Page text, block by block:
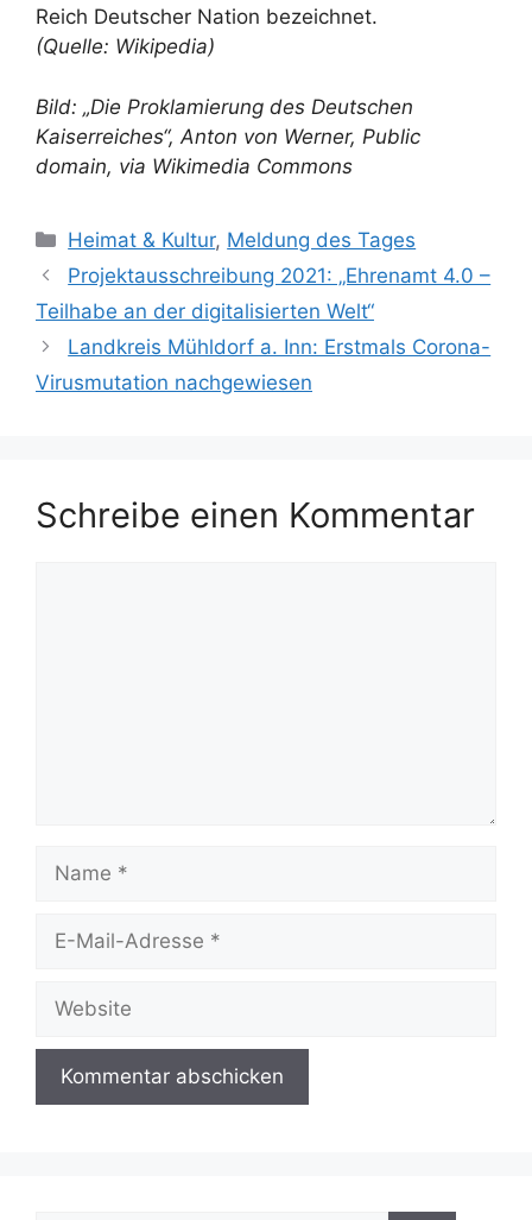
Reich Deutscher Nation bezeichnet.
(Quelle: Wikipedia)
Bild: „Die Proklamierung des Deutschen
Kaiserreiches“, Anton von Werner, Public
domain, via Wikimedia Commons
Kategorien
Heimat & Kultur, Meldung des Tages
Projektausschreibung 2021: „Ehrenamt 4.0 –
Teilhabe an der digitalisierten Welt“
Landkreis Mühldorf a. Inn: Erstmals Corona-
Virusmutation nachgewiesen
Schreibe einen Kommentar
Mail-